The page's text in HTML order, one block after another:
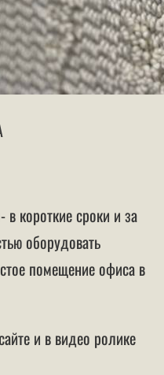
в короткие сроки и за
оборудовать
помещение офиса в
и в видео ролике